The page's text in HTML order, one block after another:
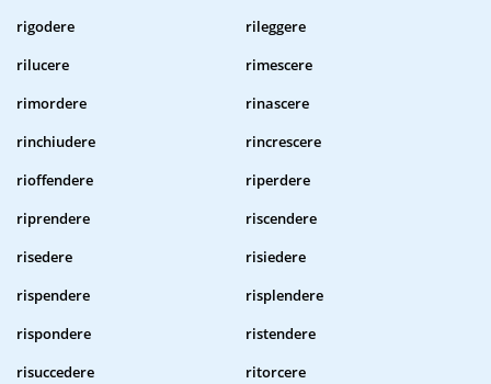
rigodere
rileggere
rilucere
rimescere
rimordere
rinascere
rinchiudere
rincrescere
rioffendere
riperdere
riprendere
riscendere
risedere
risiedere
rispendere
risplendere
rispondere
ristendere
risuccedere
ritorcere